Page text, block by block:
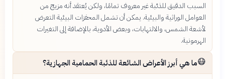
السبب الدقيق للذئبة غير معروف تمامًا، ولكن يُعتقد أنه مزيج من
العوامل الوراثية والبيئية. يمكن أن تشمل المحفزات البيئية التعرض
لأشعة الشمس، والالتهابات، وبعض الأدوية، بالإضافة إلى التغيرات
الهرمونية.
😷ما هي أبرز الأعراض الشائعة للذئبة الحمامية الجهازية؟